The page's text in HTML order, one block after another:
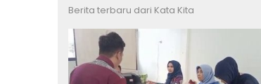
Berita terbaru dari Kata Kita